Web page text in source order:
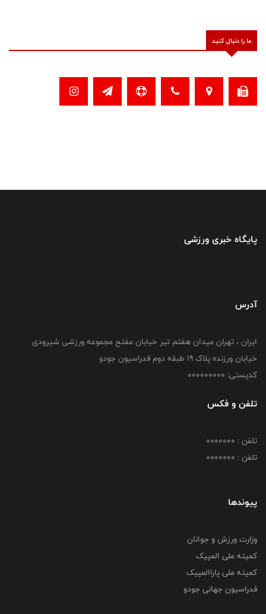
ما را دنبال کنید
پایگاه خبری ورزشی
آدرس
ایران ، تهران میدان هفتم تیر خیابان مفتح مجموعه ورزشی شیرودی
خیابان ورزنده پلاک ۱۹ طبقه دوم فدراسیون جودو
کدپستی: 000000000
تلفن و فکس
تلفن : 0000000
تلفن : 0000000
پیوندها
وزارت ورزش و جوانان
کمیته ملی المپیک
کمیته ملی پاراالمپیک
فدراسیون جهانی جودو